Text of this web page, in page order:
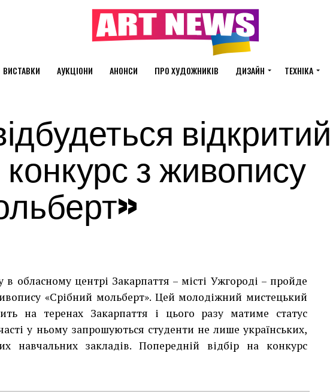
ВИСТАВКИ АУКЦІОНИ АНОНСИ ПРО ХУДОЖНИКІВ ДИЗАЙН ТЕХНІКА
відкритий
з живопису
обласному центрі Закарпаття – місті Ужгороді – пройде
«Срібний мольберт». Цей молодіжний мистецький
на теренах Закарпаття і цього разу матиме статус
у ньому запрошуються студенти не лише українських,
навчальних закладів. Попередній відбір на конкурс